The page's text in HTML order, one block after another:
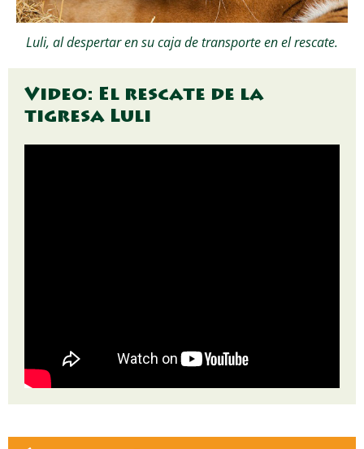
Luli, al despertar en su caja de transporte en el rescate.
Video: El rescate de la
tigresa Luli